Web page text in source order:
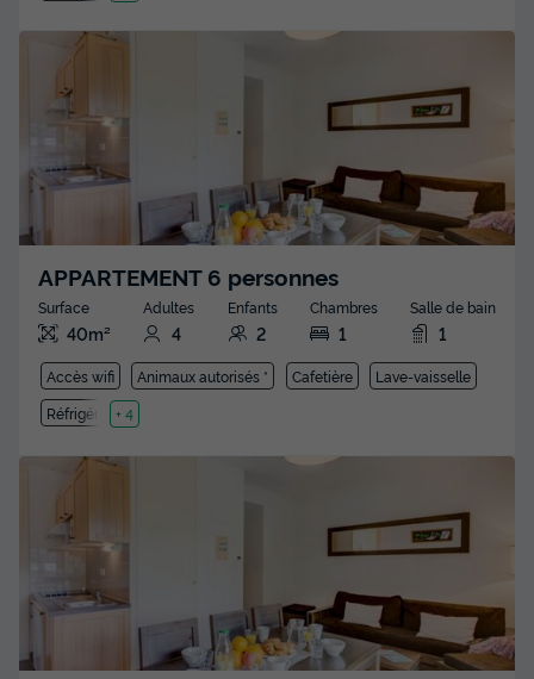
APPARTEMENT 6 personnes
Surface
40m²
Adultes
4
Enfants
2
Chambres
1
Salle de bain
1
Accès wifi Animaux autorisés * Cafetière
Lave-vaisselle
Réfrigérateur
+ 4